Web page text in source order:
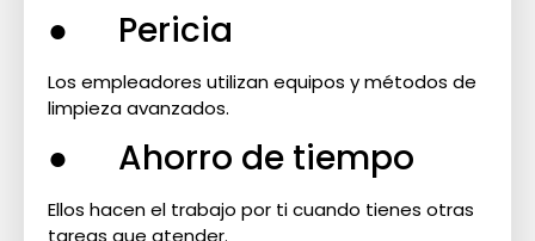
● Pericia
Los empleadores utilizan equipos y métodos de
limpieza avanzados.
● Ahorro de tiempo
Ellos hacen el trabajo por ti cuando tienes otras
tareas que atender.